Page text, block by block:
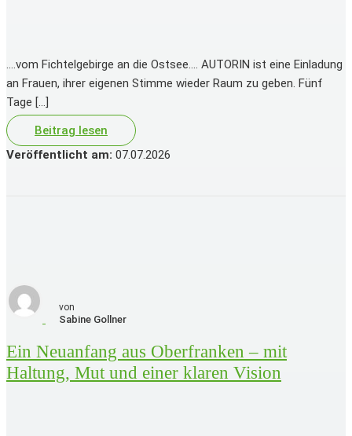
….vom Fichtelgebirge an die Ostsee…. AUTORIN ist eine Einladung
an Frauen, ihrer eigenen Stimme wieder Raum zu geben. Fünf
Tage […]
Beitrag lesen
Veröffentlicht am: 07.07.2026
von
Sabine Gollner
Ein Neuanfang aus Oberfranken – mit
Haltung, Mut und einer klaren Vision